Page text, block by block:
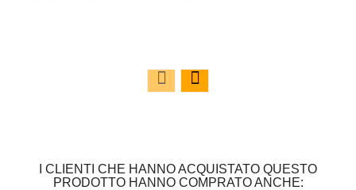
I CLIENTI CHE HANNO ACQUISTATO QUESTO
PRODOTTO HANNO COMPRATO ANCHE: